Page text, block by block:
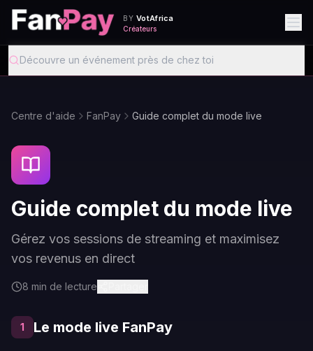
BY VotAfrica
Créateurs
Recherche musique, vidéos, boutiques…
Centre d'aide FanPay Guide complet du mode live
Guide complet du mode live
Gérez vos sessions de streaming et maximisez
vos revenus en direct
8 min de lecture
1 Le mode live FanPay